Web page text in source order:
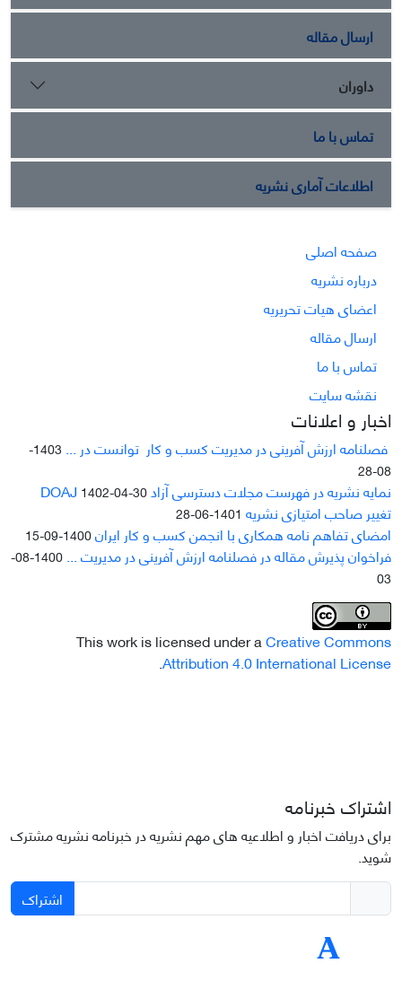
ارسال مقاله
داوران
تماس با ما
اطلاعات آماری نشریه
صفحه اصلی
درباره نشریه
اعضای هیات تحریریه
ارسال مقاله
تماس با ما
نقشه سایت
اخبار و اعلانات
فصلنامه ارزش آفرینی در مدیریت کسب و کار توانست در ...
1403-
08-28
نمایه نشریه در فهرست مجلات دسترسی آزاد DOAJ1402-04-30
تغییر صاحب امتیازی نشریه 1401-06-28
امضای تفاهم نامه همکاری با انجمن کسب و کار ایران1400-09-15
فراخوان پذیرش مقاله در فصلنامه ارزش آفرینی در مدیریت ...
1400-08-
03
This work is licensed under aCreative Commons
Attribution 4.0 International License
.
اشتراک خبرنامه
برای دریافت اخبار و اطلاعیه های مهم نشریه در خبرنامه نشریه مشترک
شوید.
اشتراک